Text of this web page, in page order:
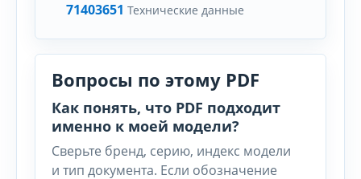
71403651 Технические данные
Вопросы по этому PDF
Как понять, что PDF подходит
именно к моей модели?
Сверьте бренд, серию, индекс модели
и тип документа. Если обозначение